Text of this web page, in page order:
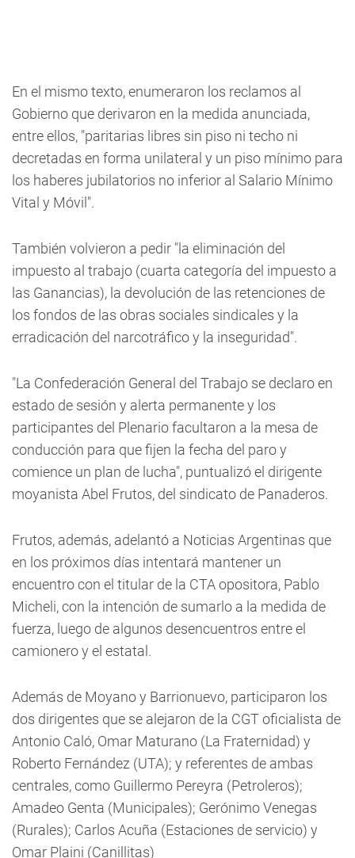
En el mismo texto, enumeraron los reclamos al
Gobierno que derivaron en la medida anunciada,
entre ellos, "paritarias libres sin piso ni techo ni
decretadas en forma unilateral y un piso mínimo para
los haberes jubilatorios no inferior al Salario Mínimo
Vital y Móvil".
También volvieron a pedir "la eliminación del
impuesto al trabajo (cuarta categoría del impuesto a
las Ganancias), la devolución de las retenciones de
los fondos de las obras sociales sindicales y la
erradicación del narcotráfico y la inseguridad".
"La Confederación General del Trabajo se declaro en
estado de sesión y alerta permanente y los
participantes del Plenario facultaron a la mesa de
conducción para que fijen la fecha del paro y
comience un plan de lucha", puntualizó el dirigente
moyanista Abel Frutos, del sindicato de Panaderos.
Frutos, además, adelantó a Noticias Argentinas que
en los próximos días intentará mantener un
encuentro con el titular de la CTA opositora, Pablo
Micheli, con la intención de sumarlo a la medida de
fuerza, luego de algunos desencuentros entre el
camionero y el estatal.
Además de Moyano y Barrionuevo, participaron los
dos dirigentes que se alejaron de la CGT oficialista de
Antonio Caló, Omar Maturano (La Fraternidad) y
Roberto Fernández (UTA); y referentes de ambas
centrales, como Guillermo Pereyra (Petroleros);
Amadeo Genta (Municipales); Gerónimo Venegas
(Rurales); Carlos Acuña (Estaciones de servicio) y
Omar Plaini (Canillitas)